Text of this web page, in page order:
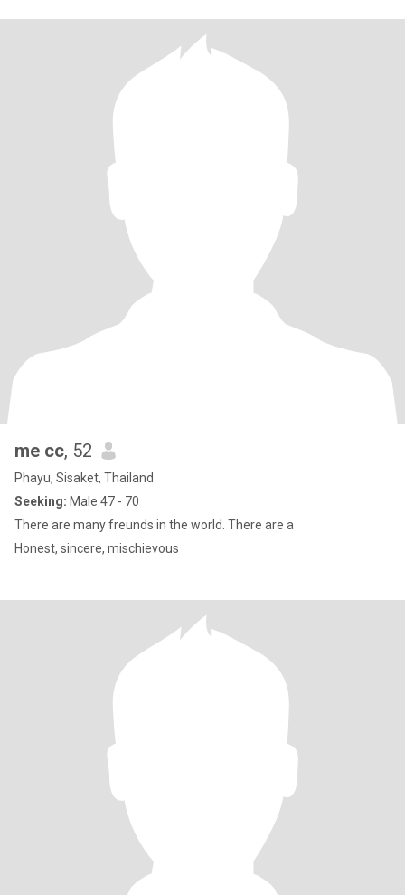
me cc, 52
Phayu, Sisaket, Thailand
Seeking: Male 47 - 70
There are many freunds in the world. There are a
Honest, sincere, mischievous